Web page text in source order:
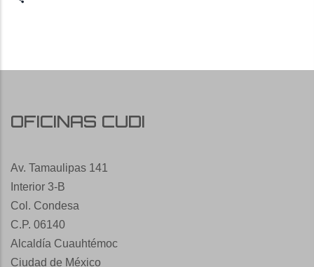
OFICINAS CUDI
Av. Tamaulipas 141
Interior 3-B
Col. Condesa
C.P. 06140
Alcaldía Cuauhtémoc
Ciudad de México